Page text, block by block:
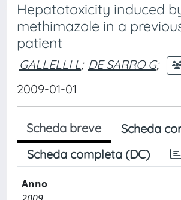
Hepatotoxicity induced
methimazole in a
patient
GALLELLI L; DE SARRO G;
2009-01-01
Scheda breve
Scheda
Scheda completa (DC)
Anno